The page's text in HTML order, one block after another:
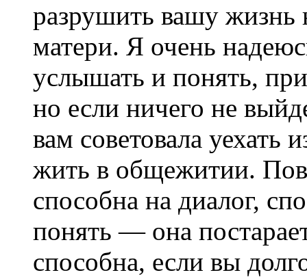
разрушить вашу жизнь
матери. Я очень
услышать и понять,
но если ничего не
вам советовала уехать
жить в общежитии.
способна на диалог,
понять — она
способна, если вы